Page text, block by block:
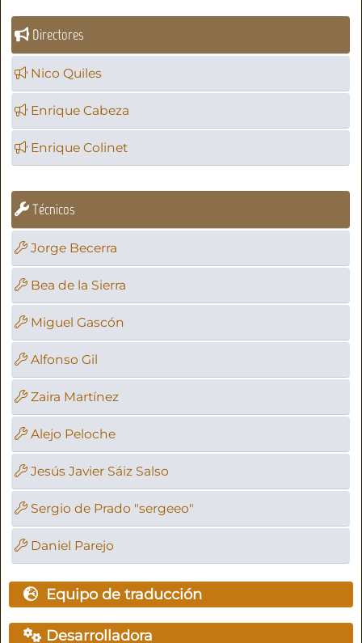
Directores
Nico Quiles
Enrique Cabeza
Enrique Colinet
Técnicos
Jorge Becerra
Bea de la Sierra
Miguel Gascón
Alfonso Gil
Zaira Martínez
Alejo Peloche
Jesús Javier Sáiz Salso
Sergio de Prado "sergeeo"
Daniel Parejo
Equipo de traducción
Desarrolladora